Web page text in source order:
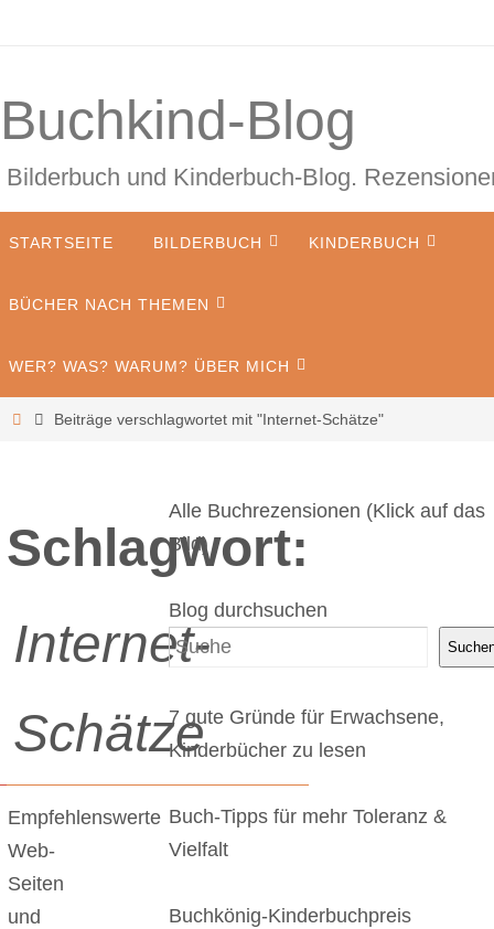
Buchkind-Blog
Bilderbuch und Kinderbuch-Blog.
Inhalt
STARTSEITE BILDERBUCH KINDERBUCH
BÜCHER NACH THEMEN
WER? WAS? WARUM? ÜBER MICH
StartBeiträge verschlagwortet mit "Internet-Schätze"
Schlagwort:
Internet-
Schätze
Empfehlenswerte
Web-
Seiten
und
Alle Buchrezensionen (Klick auf das
Bild)
Blog durchsuchen
7 gute Gründe für Erwachsene,
Kinderbücher zu lesen
Buch-Tipps für mehr Toleranz &
Vielfalt
Buchkönig-Kinderbuchpreis